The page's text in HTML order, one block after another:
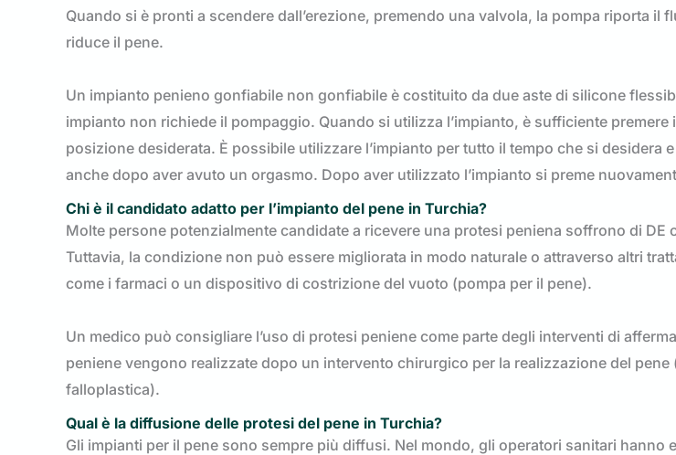
Quando si è pronti a scendere dall’erezione, premendo una valvola, la pompa riporta il
riduce il pene.
Un impianto penieno gonfiabile non gonfiabile è costituito da due aste di silicone
impianto non richiede il pompaggio. Quando si utilizza l’impianto, è sufficiente premere
posizione desiderata. È possibile utilizzare l’impianto per tutto il tempo che si desidera
anche dopo aver avuto un orgasmo. Dopo aver utilizzato l’impianto si preme
Chi è il candidato adatto per l’impianto del pene in Turchia?
Molte persone potenzialmente candidate a ricevere una protesi peniena soffrono di DE
Tuttavia, la condizione non può essere migliorata in modo naturale o attraverso altri
come i farmaci o un dispositivo di costrizione del vuoto (pompa per il pene).
Un medico può consigliare l’uso di protesi peniene come parte degli interventi di
peniene vengono realizzate dopo un intervento chirurgico per la realizzazione del pene
falloplastica).
Qual è la diffusione delle protesi del pene in Turchia?
Gli impianti per il pene sono sempre più diffusi. Nel mondo, gli operatori sanitari hanno